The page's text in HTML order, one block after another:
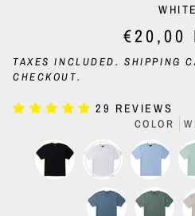
WHITE
€20,00
TAXES INCLUDED.SHIPPING
CHECKOUT.
29 REVIEWS
COLOR